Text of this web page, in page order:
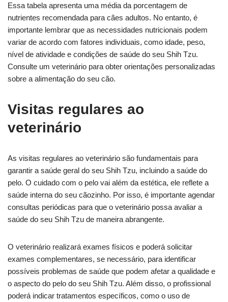
Essa tabela apresenta uma média da porcentagem de
nutrientes recomendada para cães adultos. No entanto, é
importante lembrar que as necessidades nutricionais podem
variar de acordo com fatores individuais, como idade, peso,
nível de atividade e condições de saúde do seu Shih Tzu.
Consulte um veterinário para obter orientações personalizadas
sobre a alimentação do seu cão.
Visitas regulares ao
veterinário
As visitas regulares ao veterinário são fundamentais para
garantir a saúde geral do seu Shih Tzu, incluindo a saúde do
pelo. O cuidado com o pelo vai além da estética, ele reflete a
saúde interna do seu cãozinho. Por isso, é importante agendar
consultas periódicas para que o veterinário possa avaliar a
saúde do seu Shih Tzu de maneira abrangente.
O veterinário realizará exames físicos e poderá solicitar
exames complementares, se necessário, para identificar
possíveis problemas de saúde que podem afetar a qualidade e
o aspecto do pelo do seu Shih Tzu. Além disso, o profissional
poderá indicar tratamentos específicos, como o uso de